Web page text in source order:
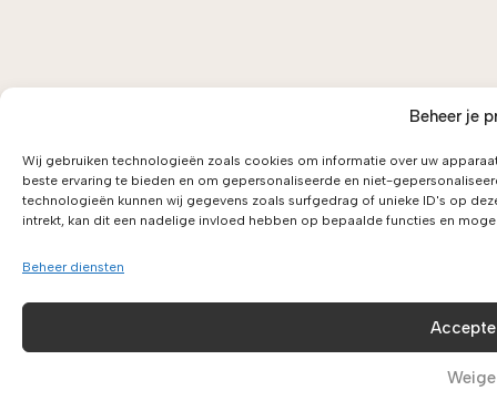
Beheer je
Wij gebruiken technologieën zoals cookies om informatie over uw
beste ervaring te bieden en om gepersonaliseerde en niet-
technologieën kunnen wij gegevens zoals surfgedrag of unieke ID's op
intrekt, kan dit een nadelige invloed hebben op bepaalde functies en
Beheer diensten